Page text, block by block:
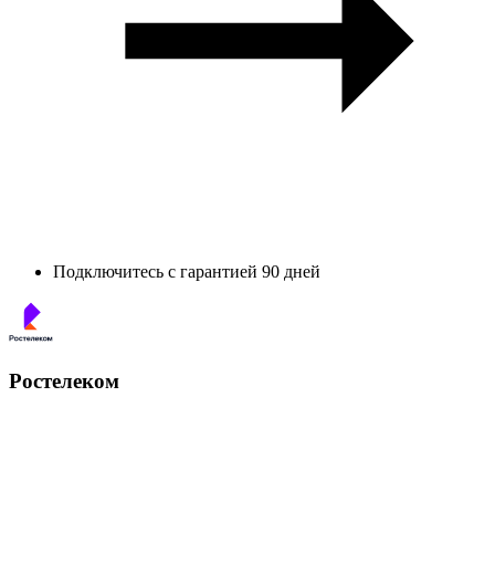
Подключитесь с гарантией 90 дней
Ростелеком